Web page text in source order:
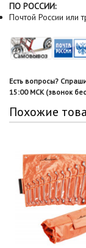
ПО РОССИИ:
Почтой России или
Есть вопросы?
15:00 МСК (звонок
Похожие